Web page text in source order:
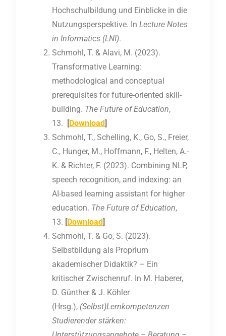
Hochschulbildung und Einblicke in die
Nutzungsperspektive. InLecture Notes
in Informatics (LNI).
Schmohl, T. & Alavi, M. (2023).
Transformative Learning:
methodological and conceptual
prerequisites for future-oriented skill-
building. The Future of Education,
13.
[Download]
Schmohl, T., Schelling, K., Go, S., Freier,
C., Hunger, M., Hoffmann, F., Helten, A.-
K. & Richter, F. (2023). Combining NLP,
speech recognition, and indexing: an
AI-based learning assistant for higher
education. The Future of Education,
13. [Download]
Schmohl, T. & Go, S. (2023).
Selbstbildung als Proprium
akademischer Didaktik? – Ein
kritischer Zwischenruf. In M. Haberer,
D. Günther & J. Köhler
(Hrsg.), (Selbst)Lernkompetenzen
Studierender stärken: